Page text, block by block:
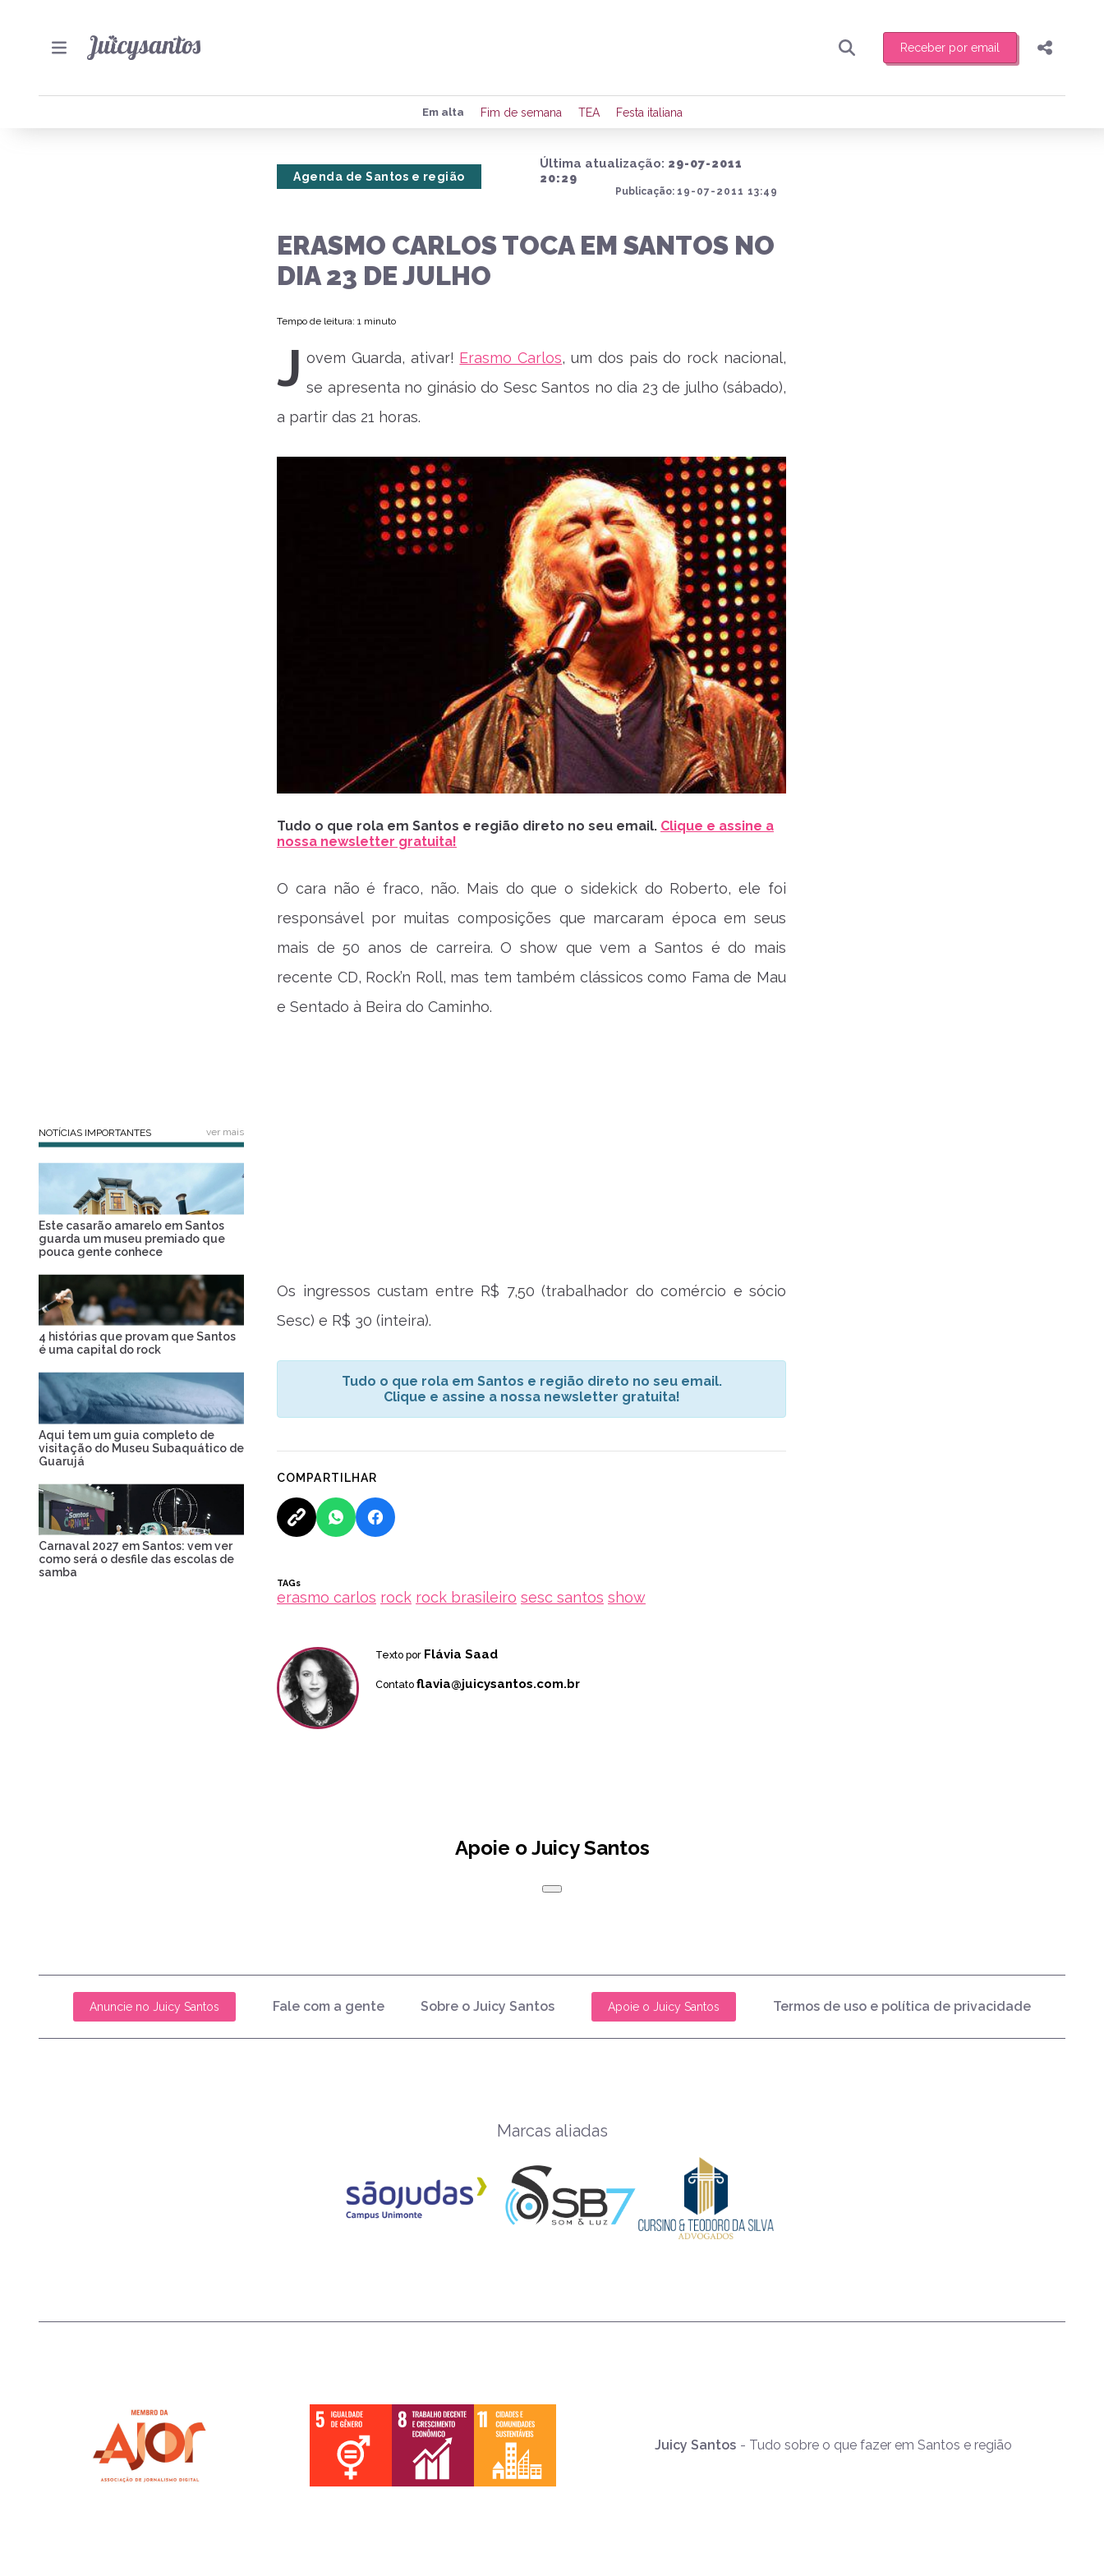
Receber por email
Preencha seus dados para receber toda sexta-feira de manhã o resumo
de eventos e notícias da região.
Compartilhar
Em alta Fim de semana TEA Festa italiana
Última atualização: 29-07-2011
20:29
Publicação: 19-07-2011 13:49
Agenda de Santos e região
ERASMO CARLOS TOCA EM SANTOS NO
DIA 23 DE JULHO
Tempo de leitura: 1 minuto
J ovem Guarda, ativar! Erasmo Carlos, um dos pais do rock nacional,
se apresenta no ginásio do Sesc Santos no dia 23 de julho (sábado),
a partir das 21 horas.
Tudo o que rola em Santos e região direto no seu email. Clique e assine a
nossa newsletter gratuita!
O cara não é fraco, não. Mais do que o sidekick do Roberto, ele foi
responsável por muitas composições que marcaram época em seus
mais de 50 anos de carreira. O show que vem a Santos é do mais
recente CD, Rock’n Roll, mas tem também clássicos como Fama de Mau
e Sentado à Beira do Caminho.
Os ingressos custam entre R$ 7,50 (trabalhador do comércio e sócio
Sesc) e R$ 30 (inteira).
Tudo o que rola em Santos e região direto no seu email.
Clique e assine a nossa newsletter gratuita!
COMPARTILHAR
TAGs
erasmo carlos rock rock brasileiro sesc santos show
Texto por Flávia Saad
Contato flavia@juicysantos.com.br
NOTÍCIAS IMPORTANTES ver mais
Este casarão amarelo em Santos
guarda um museu premiado que
pouca gente conhece
4 histórias que provam que Santos
é uma capital do rock
Aqui tem um guia completo de
visitação do Museu Subaquático de
Guarujá
Carnaval 2027 em Santos: vem ver
como será o desfile das escolas de
samba
Apoie o Juicy Santos
Anuncie no Juicy Santos Fale com a gente Sobre o Juicy Santos Apoie o Juicy Santos Termos de uso e política de privacidade
Marcas aliadas
Juicy Santos - Tudo sobre o que fazer em Santos e região